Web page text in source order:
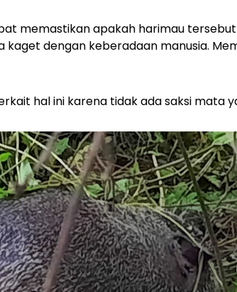
memastikan apakah harimau
kaget dengan keberadaan manusia.
hal ini karena tidak ada saksi mata